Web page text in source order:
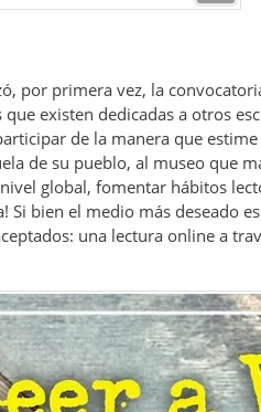
por primera vez, la
existen dedicadas a otros
de la manera que
de su pueblo, al museo que
global, fomentar hábitos
bien el medio más deseado
una lectura online a